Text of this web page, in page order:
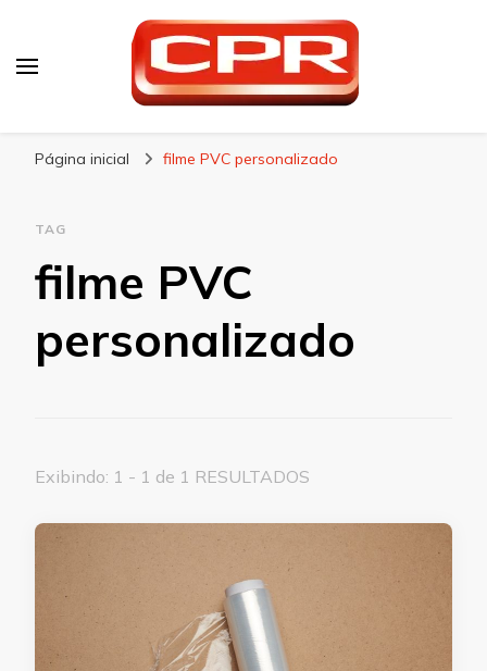
Página inicial filme PVC personalizado
TAG
filme PVC
personalizado
Exibindo: 1 - 1 de 1 RESULTADOS